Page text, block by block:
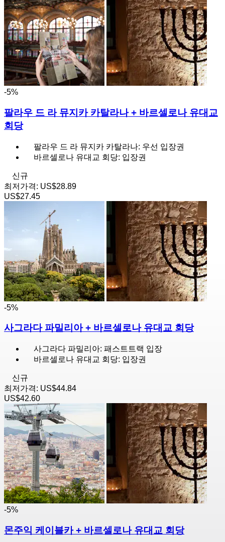
-5%
팔라우 드 라 뮤지카 카탈라나 + 바르셀로나 유대교
회당
팔라우 드 라 뮤지카 카탈라나: 우선 입장권
바르셀로나 유대교 회당: 입장권
신규
최저가격: US$28.89
US$27.45
-5%
사그라다 파밀리아 + 바르셀로나 유대교 회당
사그라다 파밀리아: 패스트트랙 입장
바르셀로나 유대교 회당: 입장권
신규
최저가격: US$44.84
US$42.60
-5%
몬주익 케이블카 + 바르셀로나 유대교 회당